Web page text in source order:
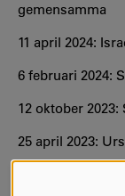
gemensamma
11 april 2024:
6 februari 2024:
12 oktober
25 april 2023: